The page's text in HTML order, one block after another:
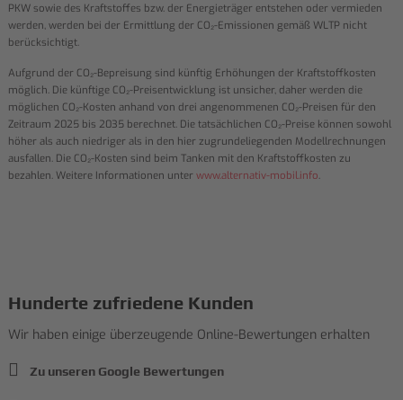
PKW sowie des Kraftstoffes bzw. der Energieträger entstehen oder vermieden
werden, werden bei der Ermittlung der CO₂-Emissionen gemäß WLTP nicht
berücksichtigt.
Aufgrund der CO₂-Bepreisung sind künftig Erhöhungen der Kraftstoffkosten
möglich. Die künftige CO₂-Preisentwicklung ist unsicher, daher werden die
möglichen CO₂-Kosten anhand von drei angenommenen CO₂-Preisen für den
Zeitraum 2025 bis 2035 berechnet. Die tatsächlichen CO₂-Preise können sowohl
höher als auch niedriger als in den hier zugrundeliegenden Modellrechnungen
ausfallen. Die CO₂-Kosten sind beim Tanken mit den Kraftstoffkosten zu
bezahlen. Weitere Informationen unter www.alternativ-mobil.info.
Hunderte zufriedene Kunden
Wir haben einige überzeugende Online-Bewertungen erhalten
Zu unseren Google Bewertungen